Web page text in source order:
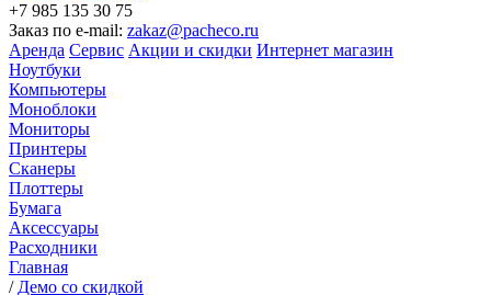
+7 985 135 30 75
Заказ по e-mail: zakaz@pacheco.ru
Аренда Сервис Акции и скидки Интернет магазин
Ноутбуки
Компьютеры
Моноблоки
Мониторы
Принтеры
Сканеры
Плоттеры
Бумага
Аксессуары
Расходники
Главная
/ Демо со скидкой